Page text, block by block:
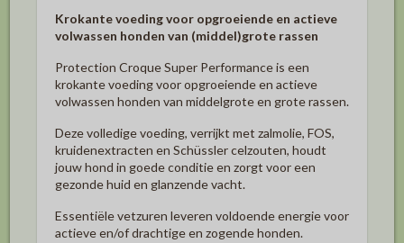
Krokante voeding voor opgroeiende en actieve
volwassen honden van (middel)grote rassen
Protection Croque Super Performance is een
krokante voeding voor opgroeiende en actieve
volwassen honden van middelgrote en grote rassen.
Deze volledige voeding, verrijkt met zalmolie, FOS,
kruidenextracten en Schüssler celzouten, houdt
jouw hond in goede conditie en zorgt voor een
gezonde huid en glanzende vacht.
Essentiële vetzuren leveren voldoende energie voor
actieve en/of drachtige en zogende honden.